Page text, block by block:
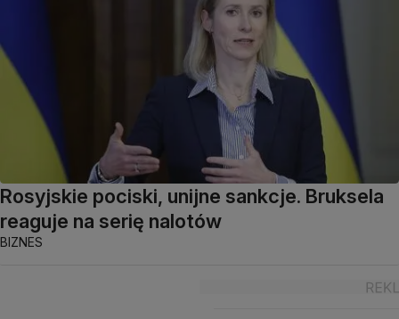
Rosyjskie pociski, unijne sankcje. Bruksela
reaguje na serię nalotów
BIZNES